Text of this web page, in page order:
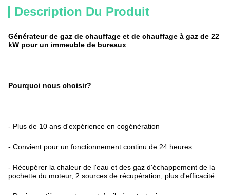
Description Du Produit
Générateur de gaz de chauffage et de chauffage à gaz de 22
kW pour un immeuble de bureaux
Pourquoi nous choisir?
- Plus de 10 ans d'expérience en cogénération
- Convient pour un fonctionnement continu de 24 heures.
- Récupérer la chaleur de l'eau et des gaz d'échappement de la
pochette du moteur, 2 sources de récupération, plus d'efficacité